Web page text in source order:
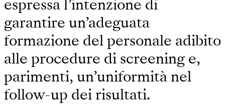
espressa l’intenzione di
garantire un’adeguata
formazione del personale adibito
alle procedure di screening e,
parimenti, un’uniformità nel
follow-up dei risultati.